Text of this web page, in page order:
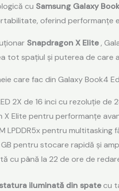
cu Samsung Galaxy
oferind performanțe
Snapdragon X Elite,
tot spațiul și puterea de care
care fac din Galaxy Book4
2X de 16 inci cu rezoluție de
X Elite pentru performanțe
LPDDR5x pentru multitasking
GB pentru stocare rapidă și
cu până la 22 de ore de
iluminată din spatecu